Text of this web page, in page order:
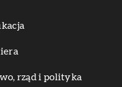
rząd i polityka